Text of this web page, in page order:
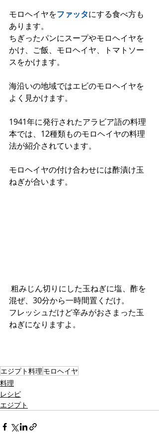
モロヘイヤをファッタにする食べ方も
あります。
ちぎったパンにスープやモロヘイヤを
かけ、ご飯、モロヘイヤ、トマトソー
スをかけます。
海沿いの地域ではエビのモロヘイヤを
よく見かけます。
1941年に発行されたアラビア語の料理
本では、12種類ものモロヘイヤの料理
法が紹介されています。
モロヘイヤの付け合わせには酢漬け玉
ねぎが合います。
粗みじん切りにした玉ねぎに塩、酢を
混ぜ、30分から一時間置くだけ。
フレッシュだけど辛みがおさまった玉
ねぎになりますよ。
エジプト料理 モロヘイヤ
料理
レシピ
エジプト